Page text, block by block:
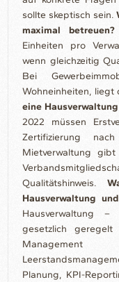
sollte skeptisch sein.
maximal betreuen?
Einheiten pro
wenn gleichzeitig
Bei
Wohneinheiten, liegt
eine
2022 müssen
Zertifizierung
Mietverwaltung
Qualitätshinweis.
Hausverwaltung
Hausverwaltung
gesetzlich geregelt
Management
Planung, KPI-